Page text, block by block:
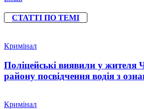
СТАТТІ ПО ТЕМІ
Кримінал
Поліцейські виявили у жителя
району посвідчення водія з
Кримінал